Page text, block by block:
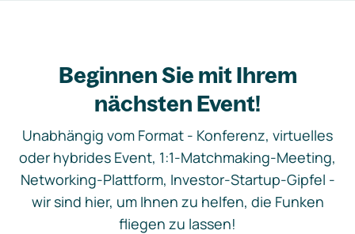
Beginnen Sie mit Ihrem
nächsten Event!
Unabhängig vom Format - Konferenz, virtuelles
oder hybrides Event, 1:1-Matchmaking-Meeting,
Networking-Plattform, Investor-Startup-Gipfel -
wir sind hier, um Ihnen zu helfen, die Funken
fliegen zu lassen!